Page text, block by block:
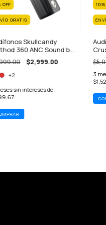
OFF
GRATIS
Skullcandy
360 ANC Sound by
$2,999.00
+2
sin intereses de
10
3